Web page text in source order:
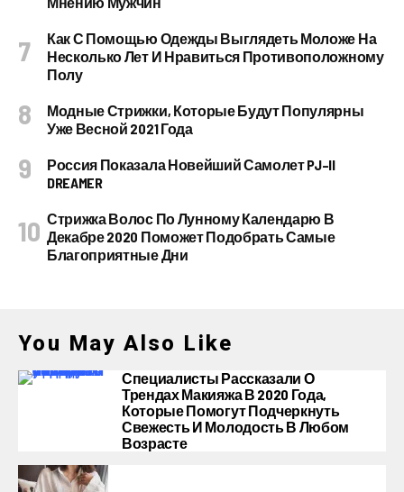
Как С Помощью Одежды Выглядеть Моложе На
Несколько Лет И Нравиться Противоположному
Полу
Модные Стрижки, Которые Будут Популярны
Уже Весной 2021 Года
Россия Показала Новейший Самолет PJ–II
DREAMER
Стрижка Волос По Лунному Календарю В
Декабре 2020 Поможет Подобрать Самые
Благоприятные Дни
You May Also Like
Специалисты Рассказали О
Трендах Макияжа В 2020 Года,
Которые Помогут Подчеркнуть
Свежесть И Молодость В Любом
Возрасте